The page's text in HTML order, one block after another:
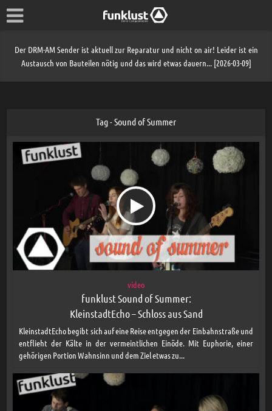
Der DRM-AM Sender ist aktuell zur Reparatur und nicht on air! Leider ist ein
Austausch von Bauteilen nötig und das wird etwas dauern... [2026-03-09]
Tag - Sound of Summer
video
funklust Sound of Summer:
KleinstadtEcho – Schloss aus Sand
KleinstadtEcho begibt sich auf eine Reise entgegen der Einbahnstraße und
entflieht der Kälte in der vermeintlichen Einöde. Mit Euphorie, einer
gehörigen Portion Wahnsinn und dem Ziel etwas zu...